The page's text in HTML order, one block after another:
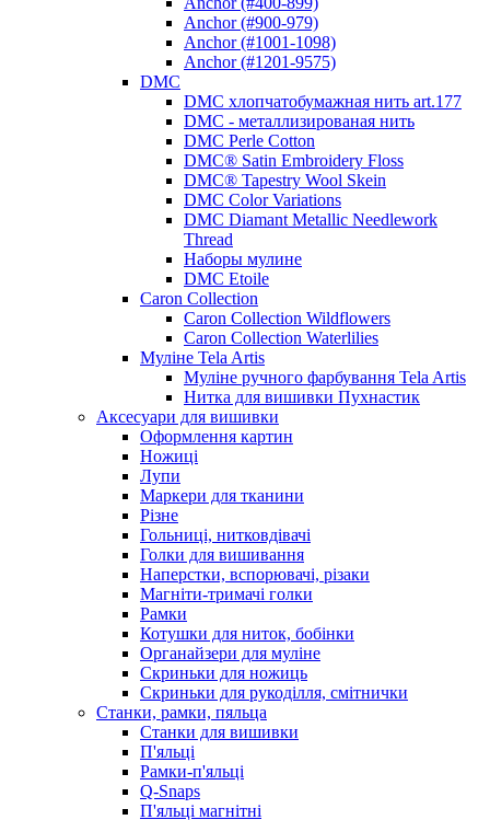
Anchor (#900-979)
Anchor (#1001-1098)
Anchor (#1201-9575)
DMC
DMC хлопчатобумажная нить art.177
DMC - металлизированая нить
DMC Perle Cotton
DMC® Satin Embroidery Floss
DMC® Tapestry Wool Skein
DMC Color Variations
DMC Diamant Metallic Needlework
Thread
Наборы мулине
DMC Etoile
Caron Collection
Caron Collection Wildflowers
Caron Collection Waterlilies
Муліне Tela Artis
Муліне ручного фарбування Tela Artis
Нитка для вишивки Пухнастик
Аксесуари для вишивки
Оформлення картин
Ножиці
Лупи
Маркери для тканини
Різне
Гольниці, нитковдівачі
Голки для вишивання
Наперстки, вспорювачі, різаки
Магніти-тримачі голки
Рамки
Котушки для ниток, бобінки
Органайзери для муліне
Скриньки для ножиць
Скриньки для рукоділля, смітнички
Станки, рамки, пяльца
Станки для вишивки
П'яльці
Рамки-п'яльці
Q-Snaps
П'яльці магнітні